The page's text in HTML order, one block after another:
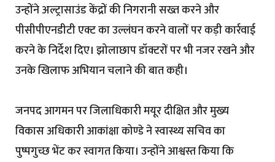
उन्होंने अल्ट्रासाउंड केंद्रों की निगरानी सख्त करने और
पीसीपीएनडीटी एक्ट का उल्लंघन करने वालों पर कड़ी कार्रवाई
करने के निर्देश दिए। झोलाछाप डॉक्टरों पर भी नजर रखने और
उनके खिलाफ अभियान चलाने की बात कही।
जनपद आगमन पर जिलाधिकारी मयूर दीक्षित और मुख्य
विकास अधिकारी आकांक्षा कोण्डे ने स्वास्थ्य सचिव का
पुष्पगुच्छ भेंट कर स्वागत किया। उन्होंने आश्वस्त किया कि